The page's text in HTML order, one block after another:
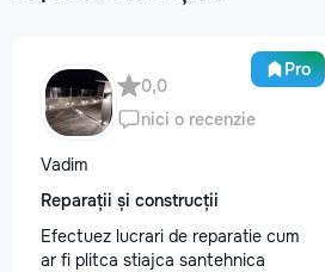
Pro
0,0
nici o recenzie
Vadim
Reparații și construcții
Efectuez lucrari de reparatie cum
ar fi plitca stiajca santehnica